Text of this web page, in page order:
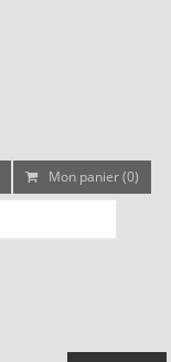
Mon panier (0)